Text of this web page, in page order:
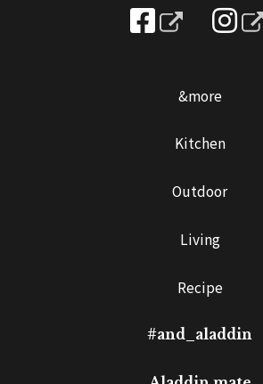
&more
Kitchen
Outdoor
Living
Recipe
#and_aladdin